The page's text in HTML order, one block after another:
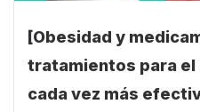
[Obesidad y
tratamientos para
cada vez más